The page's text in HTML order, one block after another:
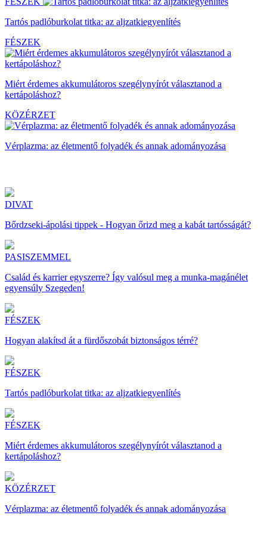
Tartós padlóburkolat titka: az aljzatkiegyenlítés
FÉSZEK
Miért érdemes akkumulátoros szegélynyírót választanod a
kertápoláshoz?
KÖZÉRZET
Vérplazma: az életmentő folyadék és annak adományozása
DIVAT
Bőrdzseki-ápolási tippek - Hogyan őrizd meg a kabát tartósságát?
PASISZEMMEL
Család és karrier egyszerre? Így valósul meg a munka-magánélet
egyensúly Szegeden!
FÉSZEK
Hogyan alakítsd át a fürdőszobát biztonságos térré?
FÉSZEK
Tartós padlóburkolat titka: az aljzatkiegyenlítés
FÉSZEK
Miért érdemes akkumulátoros szegélynyírót választanod a
kertápoláshoz?
KÖZÉRZET
Vérplazma: az életmentő folyadék és annak adományozása